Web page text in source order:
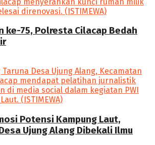
ke-75, Polresta Cilacap Bedah
Potensi Kampung Laut,
Ujung Alang Dibekali Ilmu